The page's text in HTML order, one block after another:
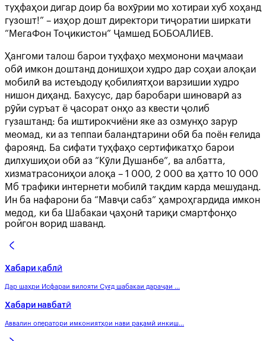
туҳфаҳои дигар доир ба вохӯрии мо хотираи хуб хоҳанд
гузошт!” – изҳор дошт директори тиҷоратии ширкати
“МегаФон Тоҷикистон” Ҷамшед БОБОАЛИЕВ.
Ҳангоми талош барои туҳфаҳо меҳмонони маҷмааи
обӣ имкон доштанд донишҳои худро дар соҳаи алоқаи
мобилӣ ва истеъдоду қобилиятҳои варзишии худро
нишон диҳанд. Бахусус, дар баробари шиноварӣ аз
рӯйи суръат ё ҷасорат онҳо аз квести ҷолиб
гузаштанд: ба иштирокчиёни яке аз озмунҳо зарур
меомад, ки аз теппаи баландтарини обӣ ба поён ғелида
фароянд. Ба сифати туҳфаҳо сертификатҳо барои
дилхушиҳои обӣ аз “Кӯли Душанбе”, ва албатта,
хизматрасониҳои алоқа – 1 000, 2 000 ва ҳатто 10 000
Мб трафики интернети мобилӣ тақдим карда мешуданд.
Ин ба нафарони ба “Мавҷи сабз” ҳамроҳгардида имкон
медод, ки ба Шабакаи ҷаҳонӣ тариқи смартфонҳо
ройгон ворид шаванд.
Хабари қаблӣ
Дар шаҳри Исфараи вилояти Суғд шабакаи дараҷаи ...
Хабари навбатӣ
Аввалин оператори имкониятҳои нави рақамӣ инкиш...